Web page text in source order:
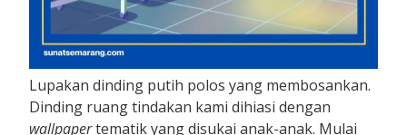
Lupakan dinding putih polos yang membosankan.
Dinding ruang tindakan kami dihiasi dengan
wallpapertematik yang disukai anak-anak. Mulai